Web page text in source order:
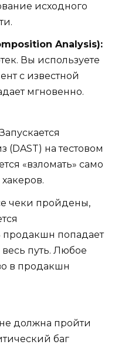
исходного
Analysis):
Вы используете
с известной
мгновенно.
на тестовом
«взломать» само
чеки пройдены,
продакшн попадает
путь. Любое
в продакшн
должна пройти
баг